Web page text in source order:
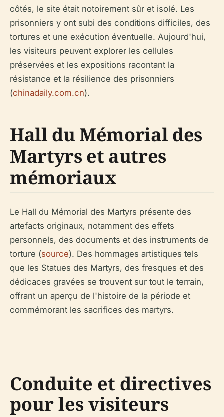
côtés, le site était notoirement sûr et isolé. Les
prisonniers y ont subi des conditions difficiles, des
tortures et une exécution éventuelle. Aujourd'hui,
les visiteurs peuvent explorer les cellules
préservées et les expositions racontant la
résistance et la résilience des prisonniers
(chinadaily.com.cn).
Hall du Mémorial des
Martyrs et autres
mémoriaux
Le Hall du Mémorial des Martyrs présente des
artefacts originaux, notamment des effets
personnels, des documents et des instruments de
torture (source). Des hommages artistiques tels
que les Statues des Martyrs, des fresques et des
dédicaces gravées se trouvent sur tout le terrain,
offrant un aperçu de l'histoire de la période et
commémorant les sacrifices des martyrs.
Conduite et directives
pour les visiteurs